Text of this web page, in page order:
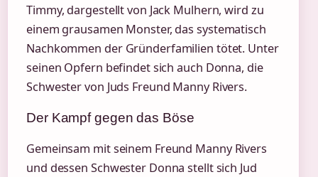
Timmy, dargestellt von Jack Mulhern, wird zu
einem grausamen Monster, das systematisch
Nachkommen der Gründerfamilien tötet. Unter
seinen Opfern befindet sich auch Donna, die
Schwester von Juds Freund Manny Rivers.
Der Kampf gegen das Böse
Gemeinsam mit seinem Freund Manny Rivers
und dessen Schwester Donna stellt sich Jud